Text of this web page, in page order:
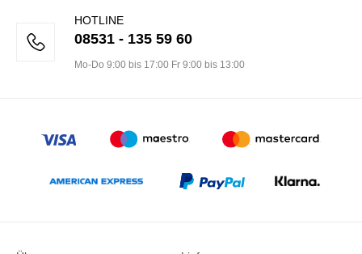
HOTLINE
08531 - 135 59 60
Mo-Do 9:00 bis 17:00 Fr 9:00 bis 13:00